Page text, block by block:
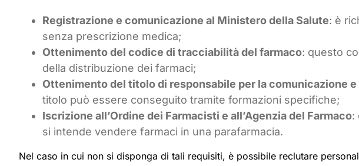
Registrazione e comunicazione al Ministero della Salute: è
senza prescrizione medica;
Ottenimento del codice di tracciabilità del farmaco: questo
della distribuzione dei farmaci;
Ottenimento del titolo di responsabile per la comunicazione
titolo può essere conseguito tramite formazioni specifiche;
Iscrizione all’Ordine dei Farmacisti e all’Agenzia del Farmaco:
si intende vendere farmaci in una parafarmacia.
Nel caso in cui non si disponga di tali requisiti, è possibile reclutare